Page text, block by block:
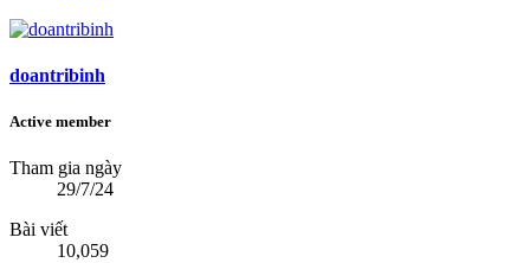
doantribinh
Active member
Tham gia ngày
29/7/24
Bài viết
10,059